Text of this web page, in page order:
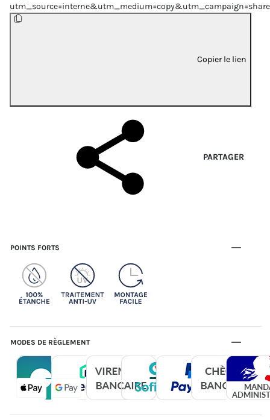
Copier le lien
PARTAGER
POINTS FORTS
MODES DE RÈGLEMENT